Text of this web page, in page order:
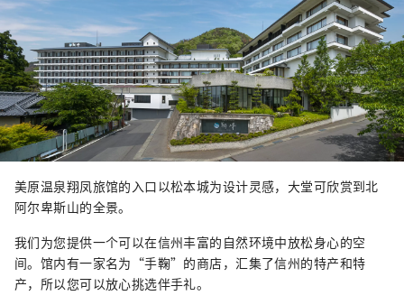
美原温泉翔凤旅馆的入口以松本城为设计灵感，大堂可欣赏到北
阿尔卑斯山的全景。
我们为您提供一个可以在信州丰富的自然环境中放松身心的空
间。馆内有一家名为“手鞠”的商店，汇集了信州的特产和特
产，所以您可以放心挑选伴手礼。